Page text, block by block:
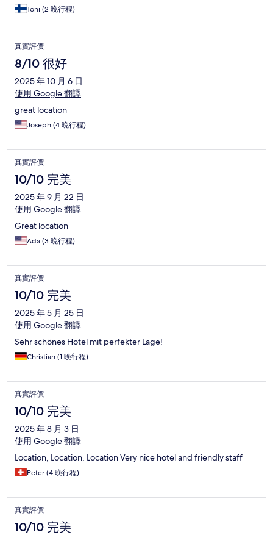
Toni (2 晚行程)
真實評價
8/10 很好
2025 年 10 月 6 日
使用 Google 翻譯
great location
Joseph (4 晚行程)
真實評價
10/10 完美
2025 年 9 月 22 日
使用 Google 翻譯
Great location
Ada (3 晚行程)
真實評價
10/10 完美
2025 年 5 月 25 日
使用 Google 翻譯
Sehr schönes Hotel mit perfekter Lage!
Christian (1 晚行程)
真實評價
10/10 完美
2025 年 8 月 3 日
使用 Google 翻譯
Location, Location, Location Very nice hotel and friendly staff
Peter (4 晚行程)
真實評價
10/10 完美